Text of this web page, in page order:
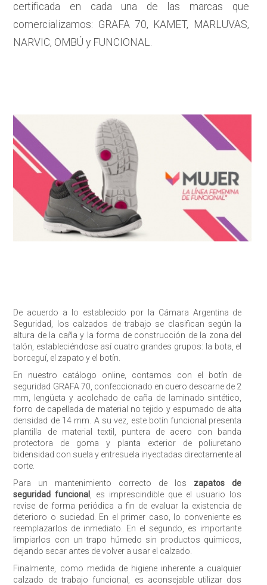
certificada en cada una de las marcas que
comercializamos: GRAFA 70, KAMET, MARLUVAS,
NARVIC, OMBÚ y FUNCIONAL.
De acuerdo a lo establecido por la Cámara Argentina de
Seguridad, los calzados de trabajo se clasifican según la
altura de la caña y la forma de construcción de la zona del
talón, estableciéndose así cuatro grandes grupos: la bota, el
borceguí, el zapato y el botín.
En nuestro catálogo online, contamos con el botín de
seguridad GRAFA 70, confeccionado en cuero descarne de 2
mm, lengüeta y acolchado de caña de laminado sintético,
forro de capellada de material no tejido y espumado de alta
densidad de 14 mm. A su vez, este botín funcional presenta
plantilla de material textil, puntera de acero con banda
protectora de goma y planta exterior de poliuretano
bidensidad con suela y entresuela inyectadas directamente al
corte.
Para un mantenimiento correcto de los zapatos de
seguridad funcional
, es imprescindible que el usuario los
revise de forma periódica a fin de evaluar la existencia de
deterioro o suciedad. En el primer caso, lo conveniente es
reemplazarlos de inmediato. En el segundo, es importante
limpiarlos con un trapo húmedo sin productos químicos,
dejando secar antes de volver a usar el calzado.
Finalmente, como medida de higiene inherente a cualquier
calzado de trabajo funcional, es aconsejable utilizar dos